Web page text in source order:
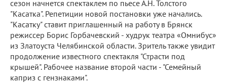
сезон начнется спектаклем по пьесе А.Н. Толстого
"Касатка". Репетиции новой постановки уже начались.
"Касатку" ставит приглашенный на работу в Брянск
режиссер Борис Горбачевский - худрук театра «Омнибус»
из Златоуста Челябинской области. Зритель также увидит
продолжение известного спектакля "Страсти под
крышей". Рабочее название второй части - "Семейный
каприз с гензнаками".